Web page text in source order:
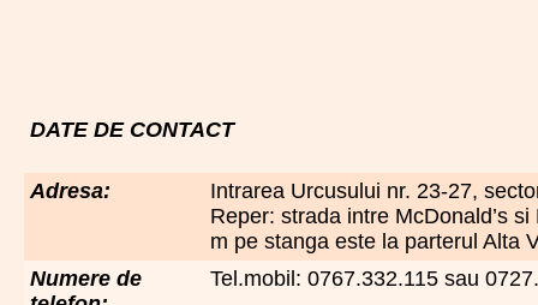
DATE DE CONTACT
Adresa:
Intrarea Urcusului nr. 23-27,
Reper: strada intre McDonald’s
m pe stanga este la parterul Alta
Numere de
Tel.mobil: 0767.332.115 sau